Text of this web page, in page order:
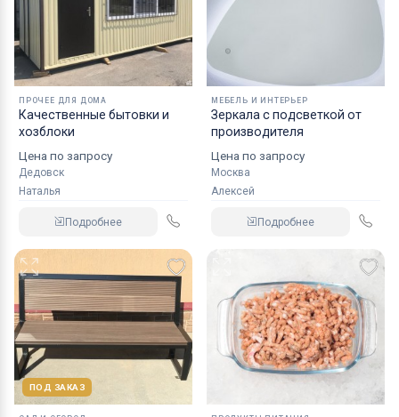
ПРОЧЕЕ ДЛЯ ДОМА
Качественные бытовки и
хозблоки
Цена по запросу
Дедовск
Наталья
Подробнее
МЕБЕЛЬ И ИНТЕРЬЕР
Зеркала с подсветкой от
производителя
Цена по запросу
Москва
Алексей
Подробнее
ПОД ЗАКАЗ